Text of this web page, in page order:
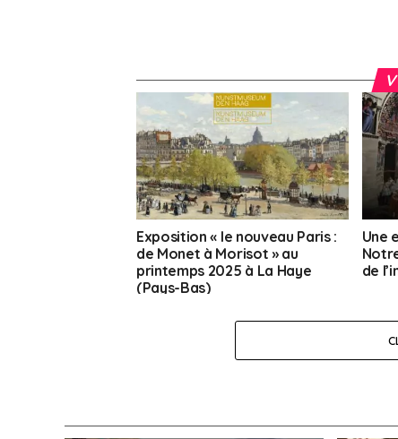
Exposition « le nouveau Paris :
de Monet à Morisot » au
printemps 2025 à La Haye
(Pays-Bas)
Une
de